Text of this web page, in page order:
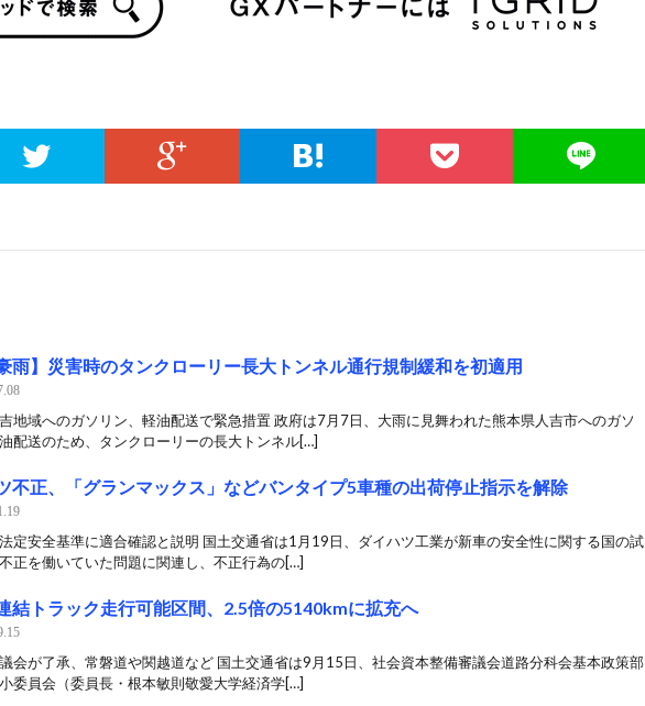
雨】災害時のタンクローリー長大トンネル通行規制緩和を初適用
地域へのガソリン、軽油配送で緊急措置 政府は7月7日、大雨に見舞われた熊本県人吉市へのガソ
配送のため、タンクローリーの長大トンネル[…]
不正、「グランマックス」などバンタイプ5車種の出荷停止指示を解除
定安全基準に適合確認と説明 国土交通省は1月19日、ダイハツ工業が新車の安全性に関する国の試
正を働いていた問題に関連し、不正行為の[…]
結トラック走行可能区間、2.5倍の5140kmに拡充へ
会が了承、常磐道や関越道など 国土交通省は9月15日、社会資本整備審議会道路分科会基本政策部
委員会（委員長・根本敏則敬愛大学経済学[…]